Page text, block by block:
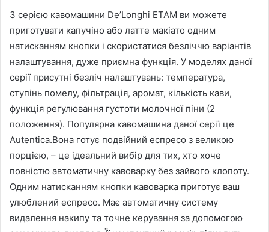
З серією кавомашини De’Longhi ETAM ви можете
приготувати капучіно або латте макіато одним
натисканням кнопки і скористатися безліччю варіантів
налаштування, дуже приємна функція. У моделях даної
серії присутні безліч налаштувань: температура,
ступінь помелу, фільтрація, аромат, кількість кави,
функція регулювання густоти молочної піни (2
положення). Популярна кавомашина даної серії це
Autentica.Вона готує подвійний еспресо з великою
порцією, – це ідеальний вибір для тих, хто хоче
повністю автоматичну кавоварку без зайвого клопоту.
Одним натисканням кнопки кавоварка приготує ваш
улюблений еспресо. Має автоматичну систему
видалення накипу та точне керування за допомогою